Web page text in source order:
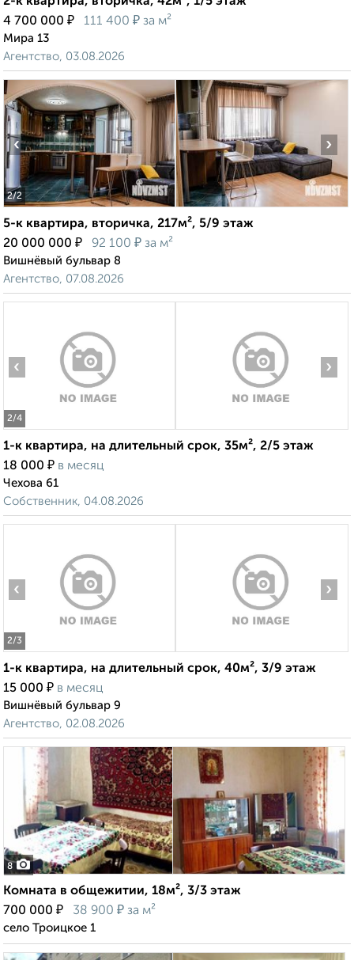
4 700 000 ₽ 111 400 ₽ за м²
Мира 13
Агентство, 03.08.2026
2/2
‹ ›
5-к квартира, вторичка, 217м², 5/9 этаж
20 000 000 ₽ 92 100 ₽ за м²
Вишнёвый бульвар 8
Агентство, 07.08.2026
2/4
‹ ›
1-к квартира, на длительный срок, 35м², 2/5 этаж
18 000 ₽ в месяц
Чехова 61
Собственник, 04.08.2026
2/3
‹ ›
1-к квартира, на длительный срок, 40м², 3/9 этаж
15 000 ₽ в месяц
Вишнёвый бульвар 9
Агентство, 02.08.2026
8
Комната в общежитии, 18м², 3/3 этаж
700 000 ₽ 38 900 ₽ за м²
село Троицкое 1